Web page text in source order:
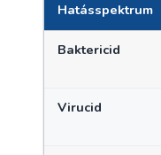
Hatásspektrum
Baktericid
Virucid